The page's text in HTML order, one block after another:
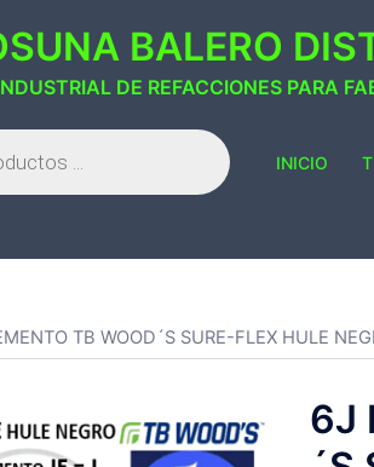
BALERO
DE REFACCIONES PARA
INICIO
TB WOOD´S SURE-FLEX HULE
6J